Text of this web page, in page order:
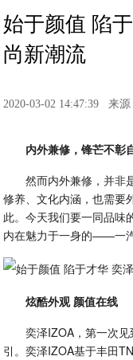
始于颜值 陷
尚新潮流
2020-03-02 14:47:39 来
内外兼修，锋芒不彰
然而内外兼修，并非
修养、文化内涵，也需要
此。今天我们要一同品味
内在魅力于一身的——一
炫酷外观 颜值在线
奕泽IZOA，第一次
引。奕泽IZOA基于丰田